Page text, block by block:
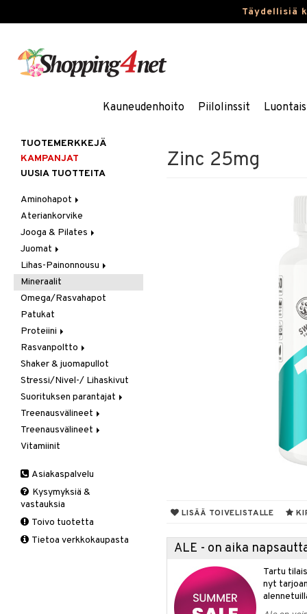
Täydellisiä
Kauneudenhoito Piilolinssit
Zinc 25mg
LISÄÄ TOIVELISTALLE
ALE - on aika
Tartu
nyt
TUOTEMERKKEJÄ
KAMPANJAT
UUSIA TUOTTEITA
Aminohapot
Jauhe/Juoma
Kapselit/Tabletit
Ateriankorvike
Jooga & Pilates
Matot
Oheistarvikkeet
Juomat
Urheilujuomat
Lihas-Painonnousu
Aminohappo
Gainer
Kreatiini
Muut
Mineraalit
Omega/Rasvahapot
Patukat
Proteiini
Heraproteiini
Sekoitettu proteiini
Soija- & Munaproteiini
Rasvanpoltto
Kapselit/Tabletit
Shaker & juomapullot
Stressi/Nivel-/ Lihaskivut
Suorituksen parantajat
Kreatiini
Muut
Pre-Workout
Treenausvälineet
Kuntoilu
Oheistarvikkeet
Treenausvälineet
Kävelysauvat
Tuki ja suoja
Kyynärpää
Pohkeet
Polvi
Vitamiinit
Asiakaspalvelu
Kysymyksiä &
vastauksia
Toivo tuotetta
Tietoa verkkokaupasta